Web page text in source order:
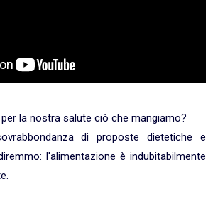
la nostra salute ciò che mangiamo?
di proposte dietetiche e
l'alimentazione è indubitabilmente